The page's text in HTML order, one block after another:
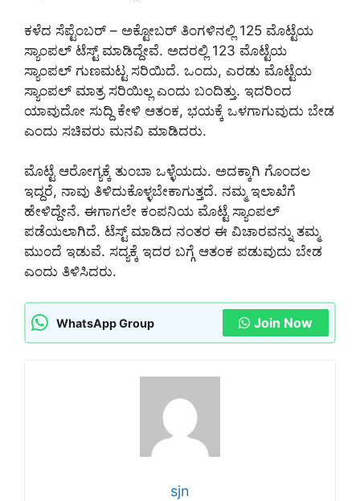
ಕಳೆದ ಸೆಪ್ಟೆಂಬರ್ – ಅಕ್ಟೋಬರ್ ತಿಂಗಳಿನಲ್ಲಿ 125 ಮೊಟ್ಟೆಯ
ಸ್ಯಾಂಪಲ್ ಟೆಸ್ಟ್ ಮಾಡಿದ್ದೇವೆ. ಅದರಲ್ಲಿ 123 ಮೊಟ್ಟೆಯ
ಸ್ಯಾಂಪಲ್ ಗುಣಮಟ್ಟ ಸರಿಯಿದೆ. ಒಂದು, ಎರಡು ಮೊಟ್ಟೆಯ
ಸ್ಯಾಂಪಲ್ ಮಾತ್ರ ಸರಿಯಿಲ್ಲ‌ ಎಂದು ಬಂದಿತ್ತು‌. ಇದರಿಂದ
ಯಾವುದೋ ಸುದ್ದಿ ಕೇಳಿ ಆತಂಕ, ಭಯಕ್ಕೆ ಒಳಗಾಗುವುದು ಬೇಡ
ಎಂದು ಸಚಿವರು ಮನವಿ ಮಾಡಿದರು.
ಮೊಟ್ಟೆ ಆರೋಗ್ಯಕ್ಕೆ ತುಂಬಾ ಒಳ್ಳೆಯದು. ಅದಕ್ಕಾಗಿ ಗೊಂದಲ
ಇದ್ದರೆ, ನಾವು ತಿಳಿದುಕೊಳ್ಳಬೇಕಾಗುತ್ತದೆ. ನಮ್ಮ ಇಲಾಖೆಗೆ
ಹೇಳಿದ್ದೇನೆ. ಈಗಾಗಲೇ ಕಂಪನಿಯ ಮೊಟ್ಟೆ ಸ್ಯಾಂಪಲ್
ಪಡೆಯಲಾಗಿದೆ. ಟೆಸ್ಟ್ ಮಾಡಿದ ನಂತರ ಈ ವಿಚಾರವನ್ನು ತಮ್ಮ
ಮುಂದೆ ಇಡುವೆ. ಸದ್ಯಕ್ಕೆ ಇದರ ಬಗ್ಗೆ ಆತಂಕ ಪಡುವುದು ಬೇಡ
ಎಂದು ತಿಳಿಸಿದರು.
WhatsApp Group Join Now
sjn